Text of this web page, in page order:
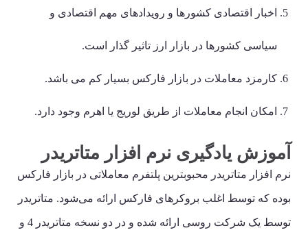
اخبار اقتصادی کشورها و رویدادهای مهم اقتصادی و
سیاسی کشورها در بازار ارز تاثیر گذار است.
کارمزد معاملات در بازار فارکس بسیار کم می باشد.
امکان انجام معاملات از طریق لوریج یا اهرم وجود دارد.
آموزش یادگیری نرم افزار متاتریدر
نرم افزار متاتریدر محبوبترین پلتفرم معاملاتی در بازار فارکس
بوده که توسط اغلب بروکرهای فارکس ارائه می‌شود. متاتریدر
توسط یک شرکت روسی ارائه شده و در دو نسخه متاتریدر 4 و